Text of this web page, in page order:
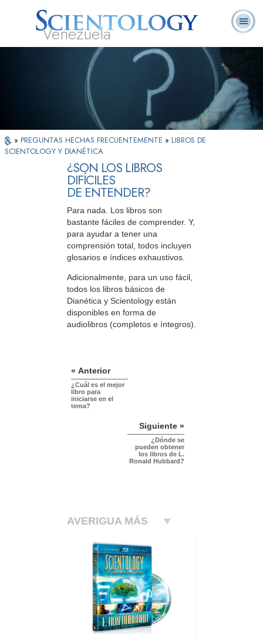
Venezuela
¿Qué es
Scientology?
Ministros
Voluntarios
Preguntas
Frecuentes
» PREGUNTAS HECHAS FRECUENTEMENTE » LIBROS DE
SCIENTOLOGY Y DIANÉTICA
¿SON LOS LIBROS
DIFÍCILES
DE ENTENDER?
Para nada. Los libros son
bastante fáciles de comprender. Y,
para ayudar a tener una
comprensión total, todos incluyen
glosarios e índices exhaustivos.
Adicionalmente, para un uso fácil,
todos los libros básicos de
Dianética y Scientology están
disponibles en forma de
audiolibros (completos e íntegros).
« Anterior
¿Cuál es el mejor
libro para
iniciarse en el
tema?
Siguiente »
¿Dónde se
pueden obtener
los libros de L.
Ronald Hubbard?
AVERIGUA MÁS